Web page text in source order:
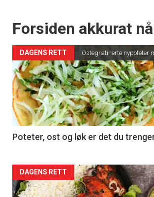
Forsiden akkurat nå
DAGENS RETT Ostegratinerte nypoteter
Poteter, ost og løk er det du
Forsiden
DAGENS RETT